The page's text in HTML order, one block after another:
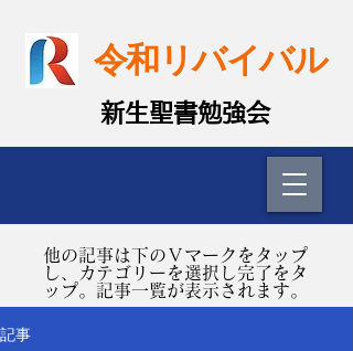
令和リバイバル
​新生聖書勉強会
​他の記事は下のＶマークをタップ
し、カテゴリーを選択し完了をタ
ップ。記事一覧が表示されます。
記事